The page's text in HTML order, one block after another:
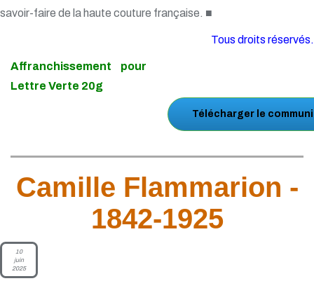
savoir-faire de la haute couture française. ■
Tous droits réservés.
Affranchissement pour
Lettre Verte 20g
Télécharger le
Camille Flammarion -
1842-1925
10
juin
2025